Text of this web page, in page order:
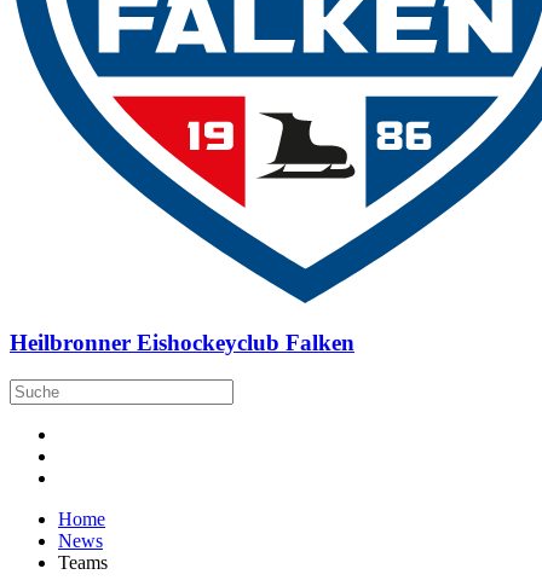
Heilbronner Eishockeyclub Falken
Home
News
Teams